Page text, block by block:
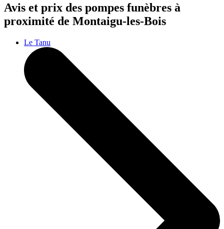
Avis et prix des pompes funèbres à
proximité de Montaigu-les-Bois
Le Tanu